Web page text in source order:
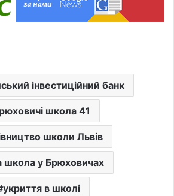
інвестиційний банк
школа 41
школи Львів
школа у Брюховичах
укриття в школі